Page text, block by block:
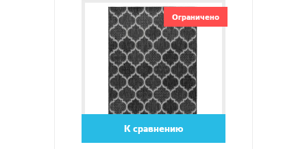
Ограничено
Увеличить
К сравнению